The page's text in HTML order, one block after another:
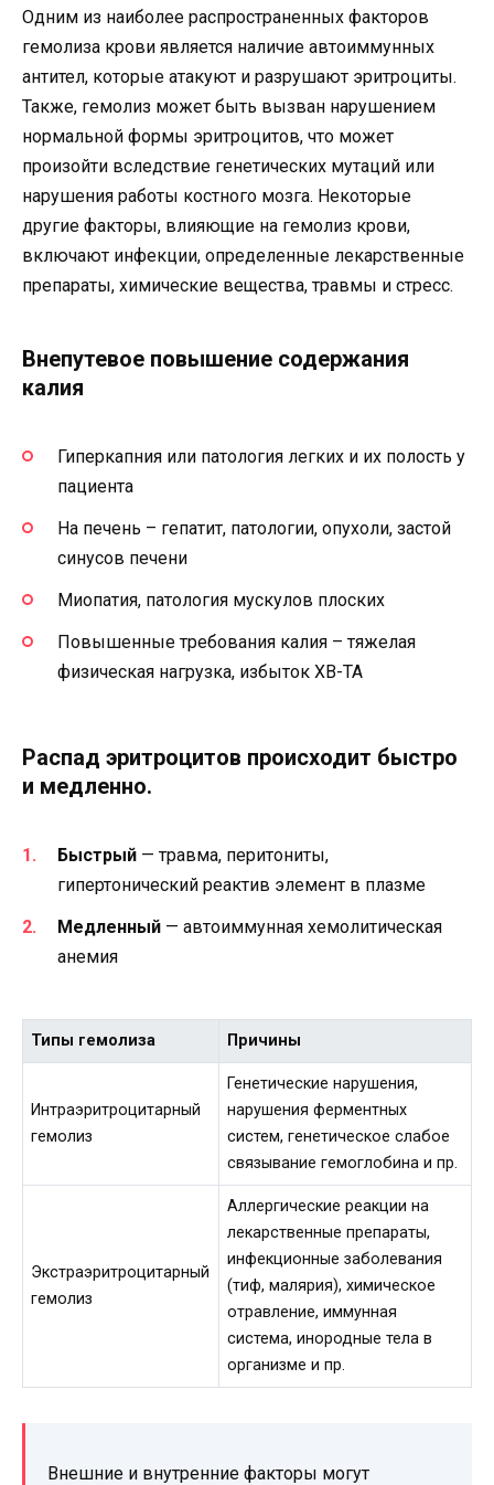
Одним из наиболее распространенных факторов
гемолиза крови является наличие автоиммунных
антител, которые атакуют и разрушают эритроциты.
Также, гемолиз может быть вызван нарушением
нормальной формы эритроцитов, что может
произойти вследствие генетических мутаций или
нарушения работы костного мозга. Некоторые
другие факторы, влияющие на гемолиз крови,
включают инфекции, определенные лекарственные
препараты, химические вещества, травмы и стресс.
Внепутевое повышение содержания
калия
Гиперкапния или патология легких и их полость у
пациента
На печень – гепатит, патологии, опухоли, застой
синусов печени
Миопатия, патология мускулов плоских
Повышенные требования калия – тяжелая
физическая нагрузка, избыток ХВ-ТА
Распад эритроцитов происходит быстро
и медленно.
Быстрый — травма, перитониты,
гипертонический реактив элемент в плазме
Медленный — автоиммунная хемолитическая
анемия
Типы гемолиза Причины
Интраэритроцитарный
гемолиз
Генетические нарушения,
нарушения ферментных
систем, генетическое слабое
связывание гемоглобина и пр.
Экстраэритроцитарный
гемолиз
Аллергические реакции на
лекарственные препараты,
инфекционные заболевания
(тиф, малярия), химическое
отравление, иммунная
система, инородные тела в
организме и пр.
Внешние и внутренние факторы могут